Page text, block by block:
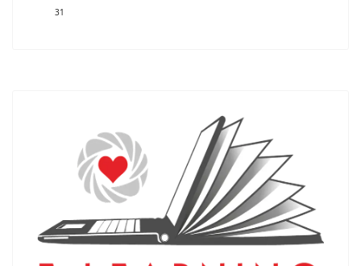
31